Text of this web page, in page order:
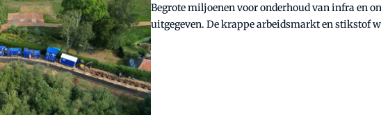
Begrote miljoenen voor onderhoud van infra en
uitgegeven. De krappe arbeidsmarkt en stikstof